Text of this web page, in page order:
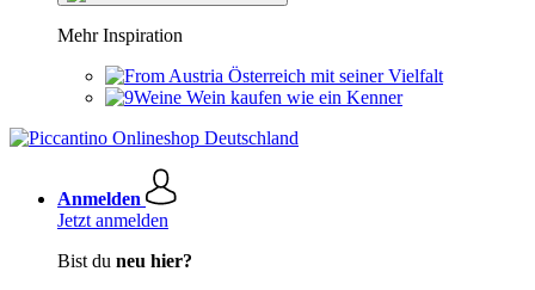
Mehr Inspiration
Österreich mit seiner Vielfalt
Wein kaufen wie ein Kenner
Anmelden
Jetzt anmelden
Bist du neu hier?